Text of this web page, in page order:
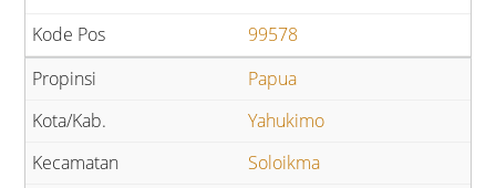
99578
Papua
Yahukimo
Soloikma